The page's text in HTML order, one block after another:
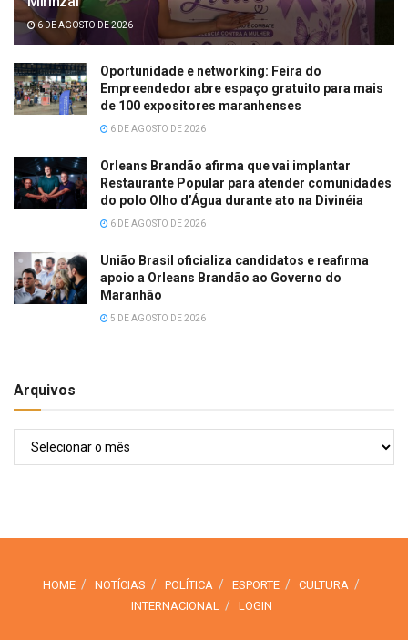
6 DE AGOSTO DE 2026
Oportunidade e networking: Feira do
Empreendedor abre espaço gratuito para mais
de 100 expositores maranhenses
6 DE AGOSTO DE 2026
Orleans Brandão afirma que vai implantar
Restaurante Popular para atender comunidades
do polo Olho d’Água durante ato na Divinéia
6 DE AGOSTO DE 2026
União Brasil oficializa candidatos e reafirma
apoio a Orleans Brandão ao Governo do
Maranhão
5 DE AGOSTO DE 2026
Arquivos
HOME NOTÍCIAS POLÍTICA ESPORTE
CULTURA
INTERNACIONAL
LOGIN